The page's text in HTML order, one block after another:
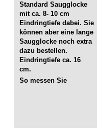
Standard Saugglocke
mit ca. 8- 10 cm
Eindringtiefe dabei. Sie
können aber eine lange
Saugglocke noch extra
dazu bestellen.
Eindringtiefe ca. 16
cm.
So messen Sie